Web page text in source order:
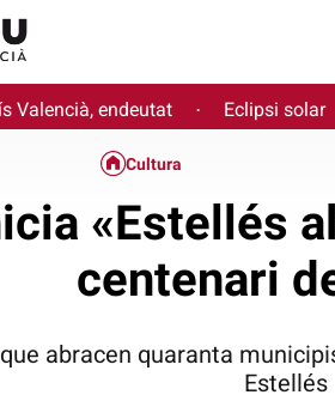
Valencià, endeutat · Eclipsi solar
Cultura
«Estellés
centenari
abracen quaranta
Estellés